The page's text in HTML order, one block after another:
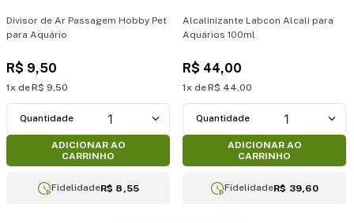
Divisor de Ar Passagem Hobby Pet
para Aquário
R$ 9,50
1 R$ 9,50
1
ADICIONAR AO
CARRINHO
FidelidadeR$ 8,55
Alcalinizante Labcon Alcali para
Aquários 100ml
R$ 44,00
1 R$ 44,00
1
ADICIONAR AO
CARRINHO
FidelidadeR$ 39,60